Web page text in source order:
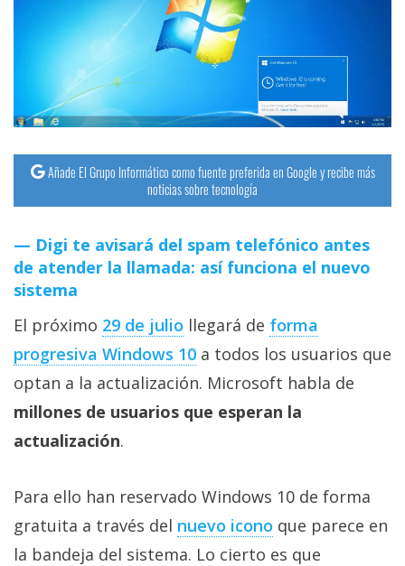
Operadores
Trucos
y
Tutoriales
Ciberseguridad
Sistemas
operativos
Profesional
+
Más
temas
Sorteos
Foros
Añade El Grupo Informático como fuente preferida en Google y recibe más
noticias sobre tecnología
Digi te avisará del spam telefónico antes
de atender la llamada: así funciona el nuevo
sistema
El próximo 29 de julio llegará de forma
progresiva Windows 10 a todos los usuarios que
optan a la actualización. Microsoft habla de
millones de usuarios que esperan la
actualización.
Para ello han reservado Windows 10 de forma
gratuita a través del nuevo icono que parece en
la bandeja del sistema. Lo cierto es que